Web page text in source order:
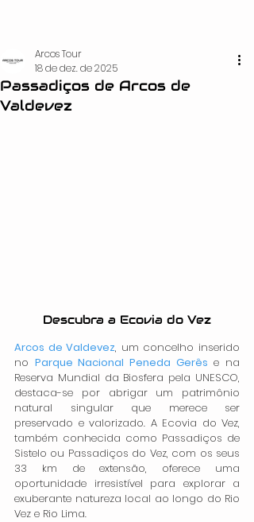
Passadiços de Arcos de
Valdevez
Arcos Tour
18 de dez. de 2025
Descubra a Ecovia do Vez
Arcos de Valdevez, um concelho inserido
no Parque Nacional Peneda Gerês e na
Reserva Mundial da Biosfera pela UNESCO,
destaca-se por abrigar um patrimônio
natural singular que merece ser
preservado e valorizado. A Ecovia do Vez,
também conhecida como Passadiços de
Sistelo ou Passadiços do Vez, com os seus
33 km de extensão, oferece uma
oportunidade irresistível para explorar a
exuberante natureza local ao longo do Rio
Vez e Rio Lima.